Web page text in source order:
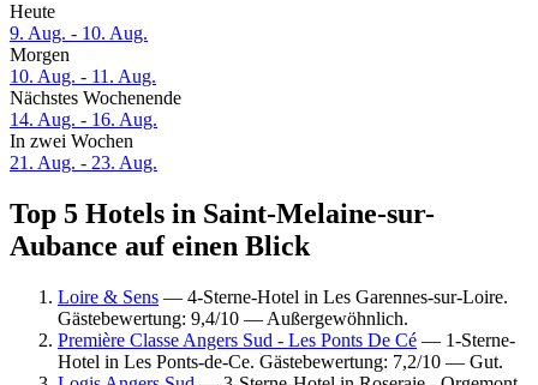
Heute
9. Aug. - 10. Aug.
Morgen
10. Aug. - 11. Aug.
Nächstes Wochenende
14. Aug. - 16. Aug.
In zwei Wochen
21. Aug. - 23. Aug.
Top 5 Hotels in Saint-Melaine-sur-
Aubance auf einen Blick
Loire & Sens — 4-Sterne-Hotel in Les Garennes-sur-Loire.
Gästebewertung: 9,4/10 — Außergewöhnlich.
Première Classe Angers Sud - Les Ponts De Cé — 1-Sterne-
Hotel in Les Ponts-de-Ce. Gästebewertung: 7,2/10 — Gut.